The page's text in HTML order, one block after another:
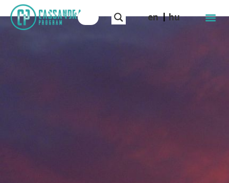
en hu